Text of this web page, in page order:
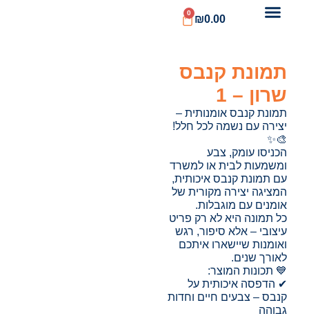
₪0.00
0
תמונת קנבס
שרון – 1
תמונת קנבס אומנותית –
יצירה עם נשמה לכל חלל!
🎨✨
הכניסו עומק, צבע
ומשמעות לבית או למשרד
עם תמונת קנבס איכותית,
המציגה יצירה מקורית של
אומנים עם מוגבלות.
כל תמונה היא לא רק פריט
עיצובי – אלא סיפור, רגש
ואומנות שיישארו איתכם
לאורך שנים.
💙 תכונות המוצר:
✔ הדפסה איכותית על
קנבס – צבעים חיים וחדות
גבוהה